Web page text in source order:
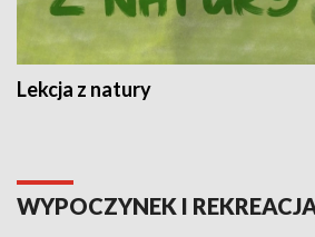
Lekcja z natury
WYPOCZYNEK I